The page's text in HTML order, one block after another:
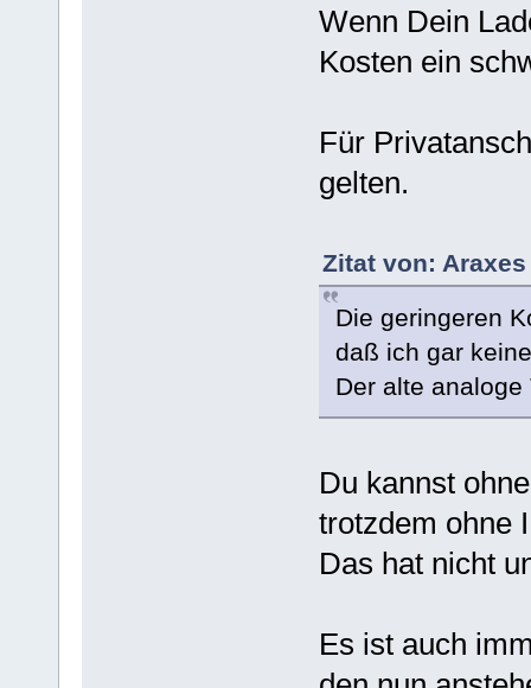
Wenn Dein
Kosten ein
Für
gelten.
Zitat von: Araxes
Die geringeren
daß ich gar
Der alte
Du kannst
trotzdem ohne
Das hat nicht
Es ist auch